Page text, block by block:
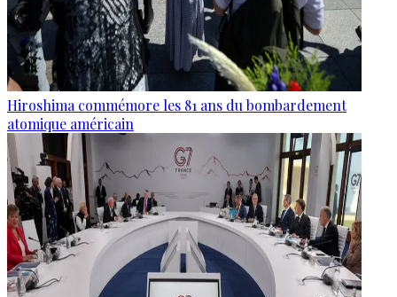
Hiroshima commémore les 81 ans du bombardement
atomique américain